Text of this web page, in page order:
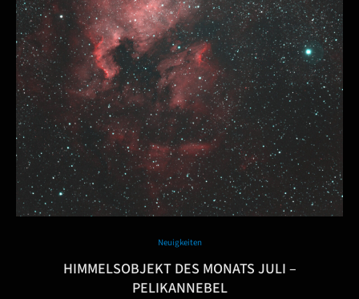
Neuigkeiten
HIMMELSOBJEKT DES MONATS JULI –
PELIKANNEBEL